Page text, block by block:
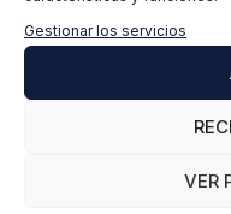
Gestionar los servicios
VER